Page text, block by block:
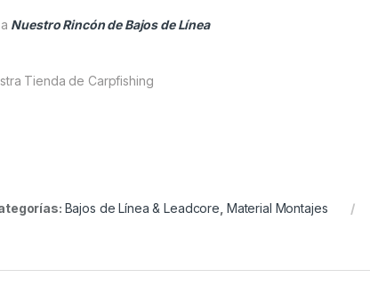
Nuestro Rincón de Bajos de Línea
Tienda de Carpfishing
Bajos de Línea & Leadcore Material Montajes